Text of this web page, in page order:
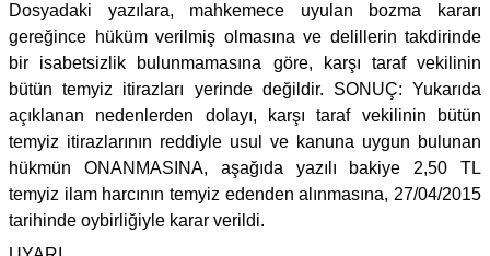
Dosyadaki yazılara, mahkemece uyulan bozma kararı
gereğince hüküm verilmiş olmasına ve delillerin takdirinde
bir isabetsizlik bulunmamasına göre, karşı taraf vekilinin
bütün temyiz itirazları yerinde değildir. SONUÇ: Yukarıda
açıklanan nedenlerden dolayı, karşı taraf vekilinin bütün
temyiz itirazlarının reddiyle usul ve kanuna uygun bulunan
hükmün ONANMASINA, aşağıda yazılı bakiye 2,50 TL
temyiz ilam harcının temyiz edenden alınmasına, 27/04/2015
tarihinde oybirliğiyle karar verildi.